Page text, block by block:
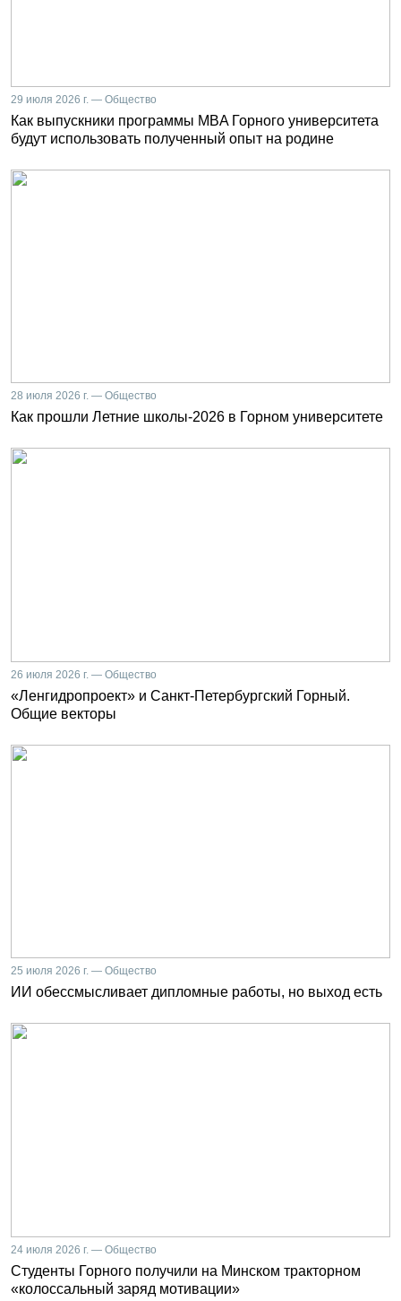
29 июля 2026 г. — Общество
Как выпускники программы MBA Горного университета
будут использовать полученный опыт на родине
28 июля 2026 г. — Общество
Как прошли Летние школы-2026 в Горном университете
26 июля 2026 г. — Общество
«Ленгидропроект» и Санкт-Петербургский Горный.
Общие векторы
25 июля 2026 г. — Общество
ИИ обессмысливает дипломные работы, но выход есть
24 июля 2026 г. — Общество
Студенты Горного получили на Минском тракторном
«колоссальный заряд мотивации»